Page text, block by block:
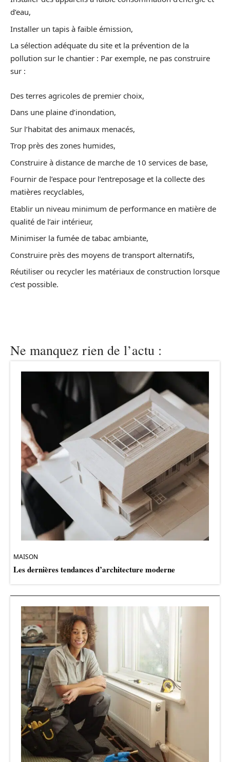
d’eau,
Installer un tapis à faible émission,
La sélection adéquate du site et la prévention de la
pollution sur le chantier : Par exemple, ne pas construire
sur :
Des terres agricoles de premier choix,
Dans une plaine d’inondation,
Sur l’habitat des animaux menacés,
Trop près des zones humides,
Construire à distance de marche de 10 services de base,
Fournir de l’espace pour l’entreposage et la collecte des
matières recyclables,
Etablir un niveau minimum de performance en matière de
qualité de l’air intérieur,
Minimiser la fumée de tabac ambiante,
Construire près des moyens de transport alternatifs,
Réutiliser ou recycler les matériaux de construction lorsque
c’est possible.
Ne manquez rien de l’actu :
MAISON
Les dernières tendances d’architecture moderne